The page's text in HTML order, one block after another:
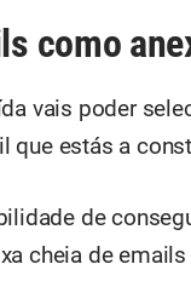
como
vais poder
que estás a
de
cheia de